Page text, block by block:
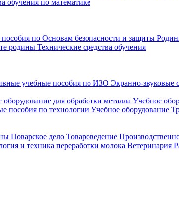
обучения по математике
по Основам безопасности и защиты
родины Технические средства обучения
учебные пособия по ИЗО Экранно-звуковые
оборудование для обработки металла Учебное
пособия по технологии Учебное оборудование
Поварское дело Товароведение
и техника переработки молока Ветеринария